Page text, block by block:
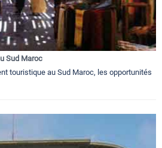
Sud Maroc
touristique au Sud Maroc, les opportunités